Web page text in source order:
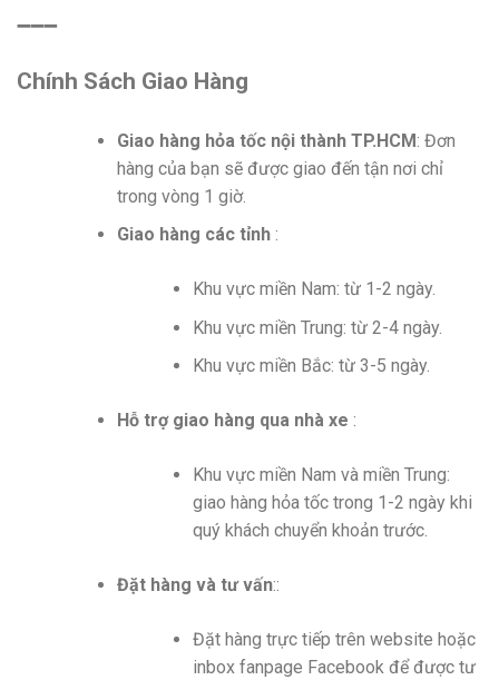
➖➖➖
Chính Sách Giao Hàng
Giao hàng hỏa tốc nội thành TP.HCM: Đơn
hàng của bạn sẽ được giao đến tận nơi chỉ
trong vòng 1 giờ.
Giao hàng các tỉnh :
Khu vực miền Nam: từ 1-2 ngày.
Khu vực miền Trung: từ 2-4 ngày.
Khu vực miền Bắc: từ 3-5 ngày.
Hỗ trợ giao hàng qua nhà xe :
Khu vực miền Nam và miền Trung:
giao hàng hỏa tốc trong 1-2 ngày khi
quý khách chuyển khoản trước.
Đặt hàng và tư vấn::
Đặt hàng trực tiếp trên website hoặc
inbox fanpage Facebook để được tư